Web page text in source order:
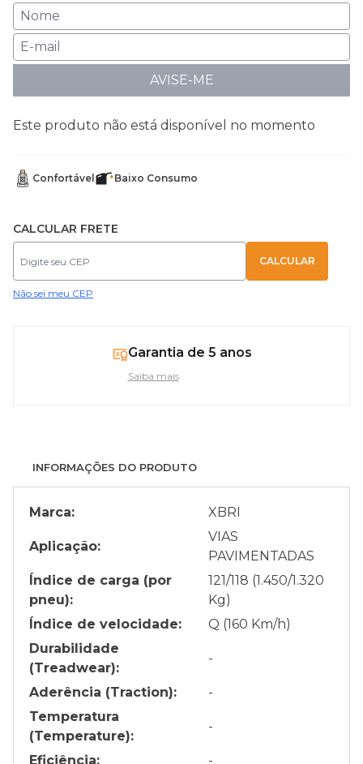
AVISE-ME
Este produto não está disponível no momento
Confortável Baixo Consumo
CALCULAR FRETE
Não sei meu CEP
Garantia de 5 anos
Saiba mais
INFORMAÇÕES DO PRODUTO
Marca: XBRI
Aplicação:
VIAS
PAVIMENTADAS
Índice de carga (por
pneu):
121/118 (1.450/1.320
Kg)
Índice de velocidade:
Q (160 Km/h)
Durabilidade
(Treadwear):
-
Aderência (Traction):
-
Temperatura
(Temperature):
-
Eficiência:
-